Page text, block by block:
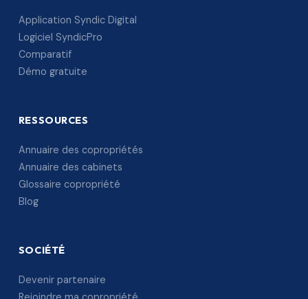
Application Syndic Digital
Logiciel SyndicPro
Comparatif
Démo gratuite
RESSOURCES
Annuaire des copropriétés
Annuaire des cabinets
Glossaire copropriété
Blog
SOCIÉTÉ
Devenir partenaire